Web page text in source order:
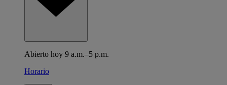
Abierto hoy 9 a.m.–5 p.m.
Horario